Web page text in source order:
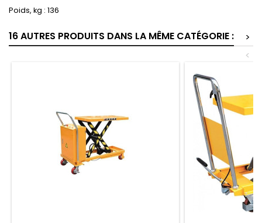
Poids, kg : 136
16 AUTRES PRODUITS DANS LA MÊME CATÉGORIE :
>
<